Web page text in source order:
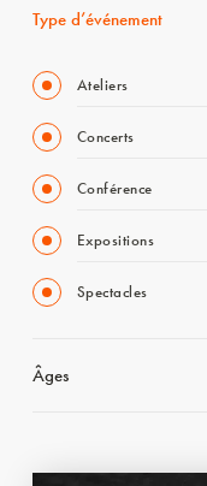
Type d’événement
Ateliers
Concerts
Conférence
Expositions
Spectacles
Âges